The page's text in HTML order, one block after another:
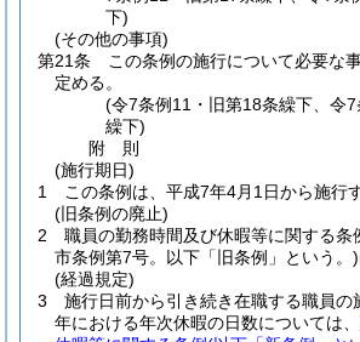
下)
(その他の事項)
第21条
この条例の施行について必要な
定める。
(令7条例11・旧第18条繰下、令
繰下)
附 則
(施行期日)
1
この条例は、平成7年4月1日から施行す
(旧条例の廃止)
2
職員の勤務時間及び休暇等に関する条
市条例第7号。以下「旧条例」という。)
(経過規定)
3
施行日前から引き続き在職する職員の
年における年次休暇の日数については、